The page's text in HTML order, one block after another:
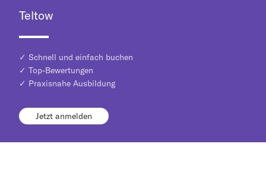
Teltow
✓ Schnell und einfach buchen
✓ Top-Bewertungen
✓ Praxisnahe Ausbildung
Jetzt anmelden